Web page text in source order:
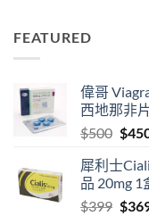
FEATURED
偉哥
西地那非
$500
was:
$
犀利士
品 20mg 1
$399 $